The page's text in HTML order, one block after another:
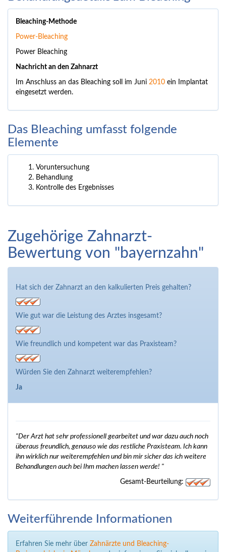
Bleaching-Methode
Power-Bleaching
Power Bleaching
Nachricht an den Zahnarzt
Im Anschluss an das Bleaching soll im Juni 2010 ein Implantat
eingesetzt werden.
Das Bleaching umfasst folgende
Elemente
Voruntersuchung
Behandlung
Kontrolle des Ergebnisses
Zugehörige Zahnarzt-
Bewertung von "bayernzahn"
Hat sich der Zahnarzt an den kalkulierten Preis gehalten?
Wie gut war die Leistung des Arztes insgesamt?
Wie freundlich und kompetent war das Praxisteam?
Würden Sie den Zahnarzt weiterempfehlen?
Ja
"Der Arzt hat sehr professionell gearbeitet und war dazu auch noch
überaus freundlich, genauso wie das restliche Praxisteam. Ich kann
ihn wirklich nur weiterempfehlen und bin mir sicher das ich weitere
Behandlungen auch bei Ihm machen lassen werde! "
Gesamt-Beurteilung:
Weiterführende Informationen
Erfahren Sie mehr über Zahnärzte und Bleaching-